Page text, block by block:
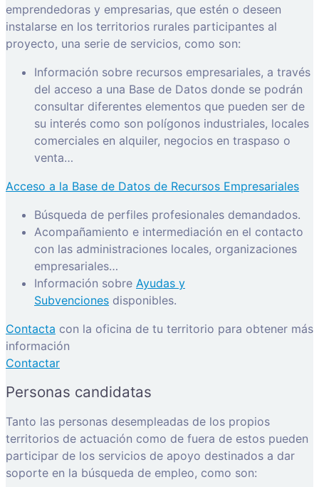
emprendedoras y empresarias, que estén o deseen
instalarse en los territorios rurales participantes al
proyecto, una serie de servicios, como son:
Información sobre recursos empresariales, a través
del acceso a una Base de Datos donde se podrán
consultar diferentes elementos que pueden ser de
su interés como son polígonos industriales, locales
comerciales en alquiler, negocios en traspaso o
venta…
Acceso a la Base de Datos de Recursos Empresariales
Búsqueda de perfiles profesionales demandados.
Acompañamiento e intermediación en el contacto
con las administraciones locales, organizaciones
empresariales…
Información sobre Ayudas y
Subvenciones disponibles.
Contacta con la oficina de tu territorio para obtener más
información
Contactar
Personas candidatas
Tanto las personas desempleadas de los propios
territorios de actuación como de fuera de estos pueden
participar de los servicios de apoyo destinados a dar
soporte en la búsqueda de empleo, como son: